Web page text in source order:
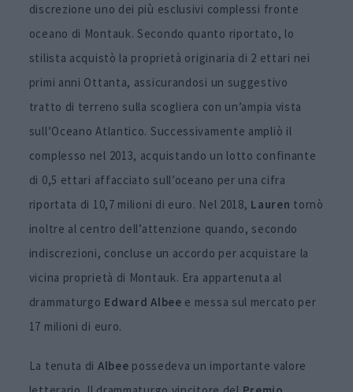
discrezione uno dei più esclusivi complessi fronte
oceano di Montauk. Secondo quanto riportato, lo
stilista acquistò la proprietà originaria di 2 ettari nei
primi anni Ottanta, assicurandosi un suggestivo
tratto di terreno sulla scogliera con un’ampia vista
sull’Oceano Atlantico. Successivamente ampliò il
complesso nel 2013, acquistando un lotto confinante
di 0,5 ettari affacciato sull’oceano per una cifra
riportata di 10,7 milioni di euro. Nel 2018, Lauren tornò
inoltre al centro dell’attenzione quando, secondo
indiscrezioni, concluse un accordo per acquistare la
vicina proprietà di Montauk. Era appartenuta al
drammaturgo Edward Albee e messa sul mercato per
17 milioni di euro.
La tenuta di Albee possedeva un importante valore